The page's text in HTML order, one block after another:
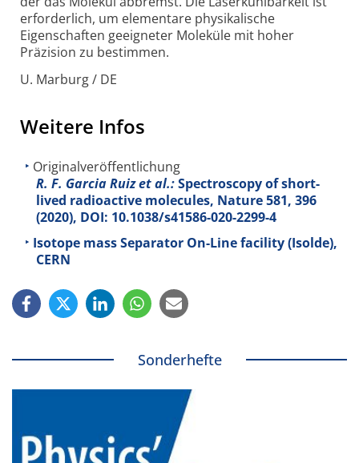
erforderlich, um elementare physikalische
Eigenschaften geeigneter Moleküle mit hoher
Präzision zu bestimmen.
U. Marburg / DE
Weitere Infos
Originalveröffentlichung
R. F. Garcia Ruiz et al.:Spectroscopy of short-
lived radioactive molecules, Nature581, 396
(2020), DOI: 10.1038/s41586-020-2299-4
Isotope mass Separator On-Line facility (Isolde),
CERN
Sonderhefte